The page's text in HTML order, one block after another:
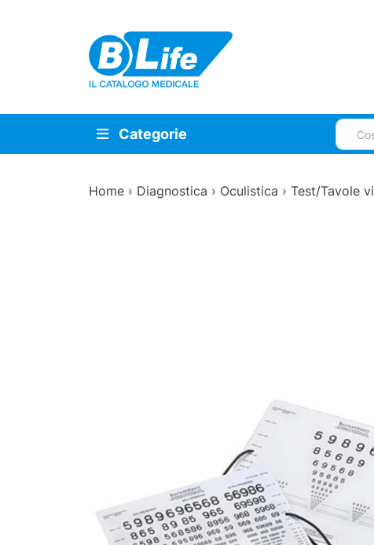
Vai al contenuto principale
Categorie Cerca:
Home› Diagnostica › Oculistica › Test/Tavole